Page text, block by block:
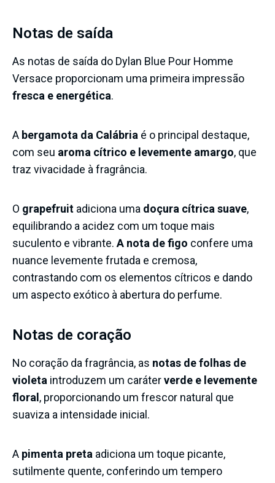
Notas de saída
As notas de saída do Dylan Blue Pour Homme
Versace proporcionam uma primeira impressão
fresca e energética.
A bergamota da Calábria é o principal destaque,
com seu aroma cítrico e levemente amargo, que
traz vivacidade à fragrância.
O grapefruit adiciona uma doçura cítrica suave,
equilibrando a acidez com um toque mais
suculento e vibrante. A nota de figo confere uma
nuance levemente frutada e cremosa,
contrastando com os elementos cítricos e dando
um aspecto exótico à abertura do perfume.
Notas de coração
No coração da fragrância, as notas de folhas de
violeta introduzem um caráterverde e levemente
floral, proporcionando um frescor natural que
suaviza a intensidade inicial.
A pimenta preta adiciona um toque picante,
sutilmente quente, conferindo um tempero